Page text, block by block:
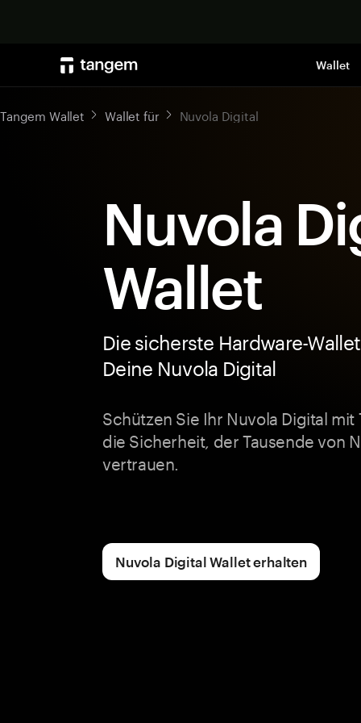
Wallet
Tangem Wallet Wallet für Nuvola Digital
Nuvola
Wallet
Die sicherste Hardware-
Deine Nuvola Digital
Schützen Sie Ihr Nuvola Digital mit
die Sicherheit, der Tausende von
vertrauen.
Nuvola Digital Wallet erhalten